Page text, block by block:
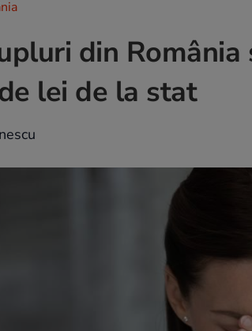
din
lei de la stat